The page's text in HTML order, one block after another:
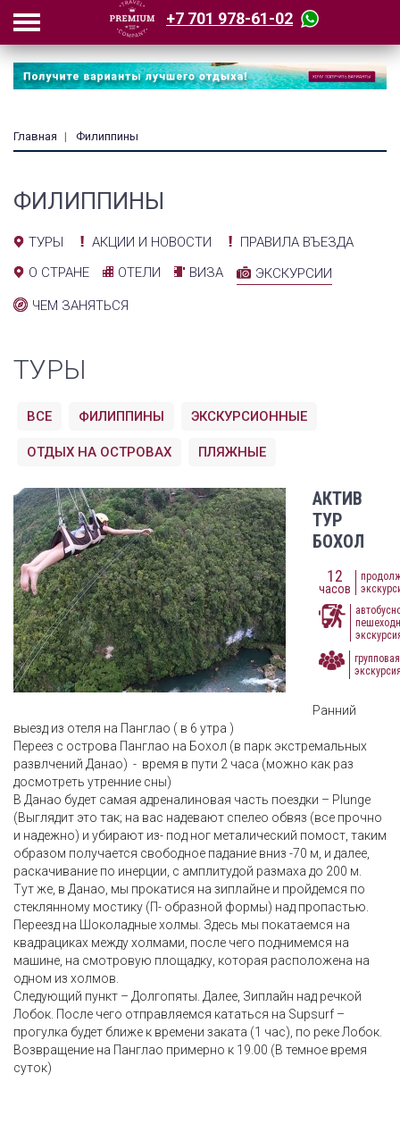
+7 701 978-61-02
Главная Филиппины
ФИЛИППИНЫ
ТУРЫ АКЦИИ И НОВОСТИ
ПРАВИЛА ВЪЕЗДА
О СТРАНЕ
ОТЕЛИ ВИЗА
ЭКСКУРСИИ
ЧЕМ ЗАНЯТЬСЯ
ТУРЫ
ВСЕ ФИЛИППИНЫ ЭКСКУРСИОННЫЕ
ОТДЫХ НА ОСТРОВАХ ПЛЯЖНЫЕ
АКТИВ
ТУР
БОХОЛ
12
часов
групповая
Ранний
выезд из отеля на Панглао ( в 6 утра )
Переез с острова Панглао на Бохол (в парк экстремальных
развлчений Данао) - время в пути 2 часа (можно как раз
досмотреть утренние сны)
В Данао будет самая адреналиновая часть поездки – Plunge
(Выглядит это так; на вас надевают спелео обвяз (все прочно
и надежно) и убирают из- под ног металический помост, таким
образом получается свободное падание вниз -70 м, и далее,
раскачивание по инерции, с амплитудой размаха до 200 м.
Тут же, в Данао, мы прокатися на зиплайне и пройдемся по
стеклянному мостику (П- образной формы) над пропастью.
Переезд на Шоколадные холмы. Здесь мы покатаемся на
квадрациках между холмами, после чего поднимемся на
машине, на смотровую площадку, которая расположена на
одном из холмов.
Следующий пункт – Долгопяты. Далее, Зиплайн над речкой
Лобок. После чего отправляемся кататься на Supsurf –
прогулка будет ближе к времени заката (1 час), по реке Лобок.
Возвращение на Панглао примерно к 19.00 (В темное время
суток)